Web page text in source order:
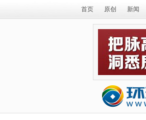
首页 原创 新闻